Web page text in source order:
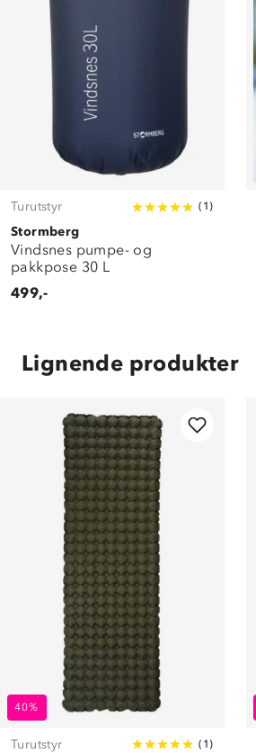
Turutstyr ( 1 )
Stormberg
Vindsnes pumpe- og
pakkpose 30 L
499,-
Lignende produkter
40%
Turutstyr ( 1 )